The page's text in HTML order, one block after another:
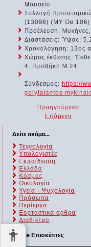
Μουσείο
Συλλογή
(13098) (MY Oe 106)
Προέλευση:
Διαστάσεις: Ύψος:
Χρονολόγηση: 13ος
Χώρος έκθεσης:
4, Προθήκη Μ 24.
Σύνδεσμος: https://
polytalantos-
Προηγούμενο
Επόμενο
Δείτε ακόμα...
Τεχνολογία
Υπολογιστές
Εκπαίδευση
Ελλάδα
Κόσμος
Οικολογία
Υγεία - Ψυχολογία
Πρόσωπα
Περίεργα
Εορταστικά άρθρα
Διαδίκτυο
Online Επισκέπτες